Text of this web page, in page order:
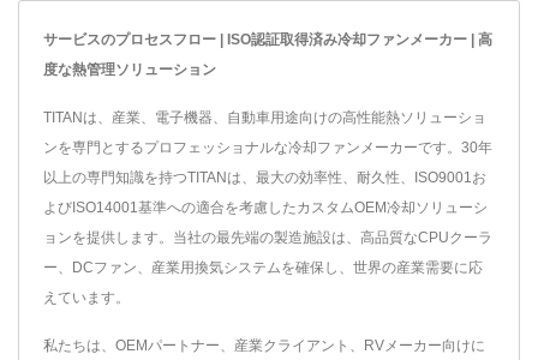
サービスのプロセスフロー | ISO認証取得済み冷却ファンメーカー | 高
度な熱管理ソリューション
TITANは、産業、電子機器、自動車用途向けの高性能熱ソリューショ
ンを専門とするプロフェッショナルな冷却ファンメーカーです。30年
以上の専門知識を持つTITANは、最大の効率性、耐久性、ISO9001お
よびISO14001基準への適合を考慮したカスタムOEM冷却ソリューシ
ョンを提供します。当社の最先端の製造施設は、高品質なCPUクーラ
ー、DCファン、産業用換気システムを確保し、世界の産業需要に応
えています。
私たちは、OEMパートナー、産業クライアント、RVメーカー向けに